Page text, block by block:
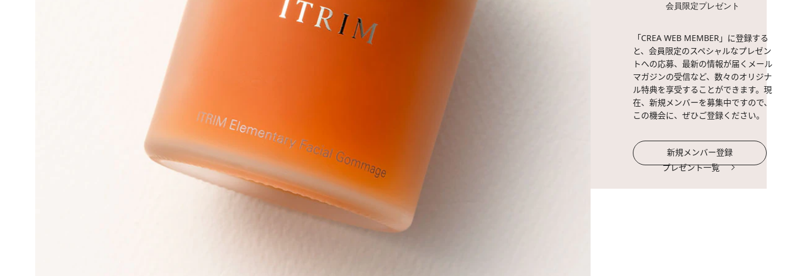
会員限定プレゼント
「CREA WEB MEMBER」に登録する
と、会員限定のスペシャルなプレゼン
トへの応募、最新の情報が届くメール
マガジンの受信など、数々のオリジナ
ル特典を享受することができます。現
在、新規メンバーを募集中ですので、
この機会に、ぜひご登録ください。
新規メンバー登録
プレゼント一覧